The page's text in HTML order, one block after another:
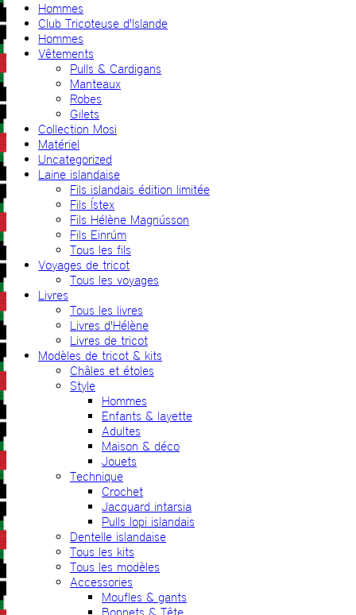
Hommes
Club Tricoteuse d'Islande
Hommes
Vêtements
Pulls & Cardigans
Manteaux
Robes
Gilets
Collection Mosi
Matériel
Uncategorized
Laine islandaise
Fils islandais édition limitée
Fils Ístex
Fils Hélène Magnússon
Fils Einrúm
Tous les fils
Voyages de tricot
Tous les voyages
Livres
Tous les livres
Livres d'Hélène
Livres de tricot
Modèles de tricot & kits
Châles et étoles
Style
Hommes
Enfants & layette
Adultes
Maison & déco
Jouets
Technique
Crochet
Jacquard intarsia
Pulls lopi islandais
Dentelle islandaise
Tous les kits
Tous les modèles
Accessories
Moufles & gants